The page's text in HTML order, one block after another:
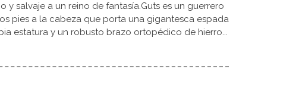
y salvaje a un reino de fantasía.Guts es un guerrero
pies a la cabeza que porta una gigantesca espada
estatura y un robusto brazo ortopédico de hierro...